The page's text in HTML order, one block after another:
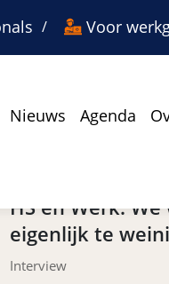
Voor
Nieuws Agenda
HS en Werk:
eigenlijk te
Interview